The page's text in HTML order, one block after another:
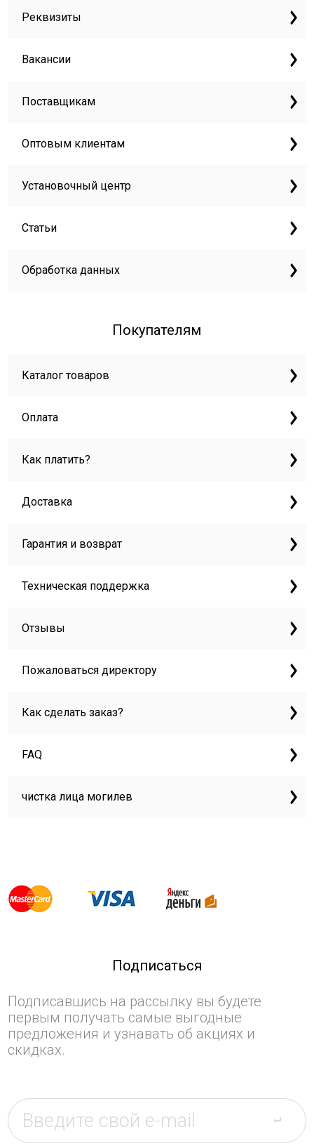
Реквизиты
Вакансии
Поставщикам
Оптовым клиентам
Установочный центр
Статьи
Обработка данных
Покупателям
Каталог товаров
Оплата
Как платить?
Доставка
Гарантия и возврат
Техническая поддержка
Отзывы
Пожаловаться директору
Как сделать заказ?
FAQ
чистка лица могилев
Подписаться
Подписавшись на рассылку вы будете
первым получать самые выгодные
предложения и узнавать об акциях и
скидках.